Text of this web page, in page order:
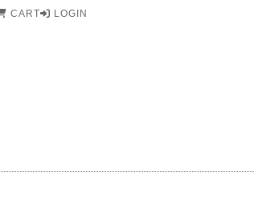
CART LOGIN